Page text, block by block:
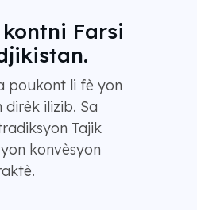
Farsi
poukont li fè yon
dirèk ilizib. Sa
Tajik
konvèsyon